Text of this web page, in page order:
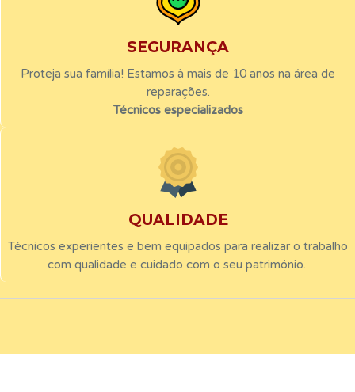
SEGURANÇA
Proteja sua família! Estamos à mais de 10 anos na área de
reparações.
Técnicos especializados
QUALIDADE
Técnicos experientes e bem equipados para realizar o trabalho
com qualidade e cuidado com o seu património.